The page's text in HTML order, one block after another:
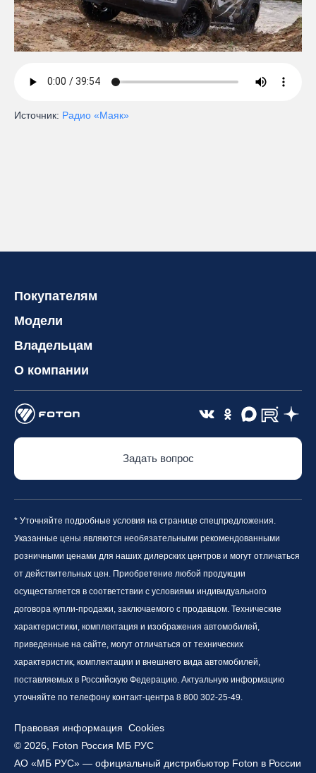
Источник: Радио «Маяк»
Покупателям
Модели
Владельцам
О компании
Задать вопрос
* Уточняйте подробные условия на странице спецпредложения.
Указанные цены являются необязательными рекомендованными
розничными ценами для наших дилерских центров и могут отличаться
от действительных цен. Приобретение любой продукции
осуществляется в соответствии с условиями индивидуального
договора купли-продажи, заключаемого с продавцом. Технические
характеристики, комплектация и изображения автомобилей,
приведенные на сайте, могут отличаться от технических
характеристик, комплектации и внешнего вида автомобилей,
поставляемых в Российскую Федерацию. Актуальную информацию
уточняйте по телефону контакт-центра 8 800 302-25-49.
© 2026, Foton Россия МБ РУС
АО «МБ РУС» — официальный дистрибьютор Foton в России
Правовая информация Cookies